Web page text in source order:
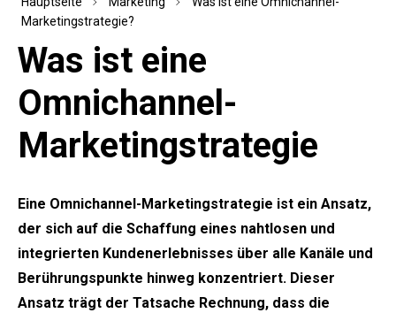
Marketingstrategie?
Was ist eine
Omnichannel-
Marketingstrategie
Eine Omnichannel-Marketingstrategie ist ein Ansatz,
der sich auf die Schaffung eines nahtlosen und
integrierten Kundenerlebnisses über alle Kanäle und
Berührungspunkte hinweg konzentriert. Dieser
Ansatz trägt der Tatsache Rechnung, dass die